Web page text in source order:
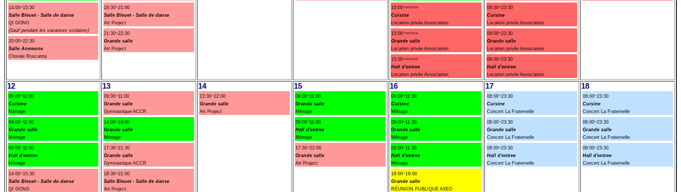
14:00~15:30
Salle Bleuet - Salle de danse
QI GONG
(Sauf pendant les vacances scolaires)
20:00~22:30
Salle Anemone
Chorale Roscanta
18:30~21:00
Salle Bleuet - Salle de danse
Art Project
21:30~22:30
Grande salle
Art Project
15:00~====>
Cuisine
Location privée Association
15:00~====>
Grande salle
Location privée Association
15:00~====>
Hall d'entree
Location privée Association
08:00~23:30
Cuisine
Location privée Association
08:00~23:30
Grande salle
Location privée Association
08:00~23:30
Hall d'entree
Location privée Association
12
09:00~11:00
Cuisine
Ménage
09:00~11:00
Grande salle
Ménage
09:00~11:00
Hall d'entree
Ménage
14:00~15:30
Salle Bleuet - Salle de danse
QI GONG
13
09:00~11:00
Grande salle
Gymnastique ACCR
14:00~16:00
Grande salle
Ménage
17:30~21:30
Grande salle
Gymnastique ACCR
18:30~21:00
Salle Bleuet - Salle de danse
Art Project
14
13:30~22:00
Grande salle
Art Project
15
09:00~11:00
Grande salle
Ménage
09:00~11:00
Hall d'entree
Ménage
17:30~22:00
Grande salle
Art Project
16
09:00~11:30
Cuisine
Ménage
09:00~11:30
Grande salle
Ménage
09:00~11:30
Hall d'entree
Ménage
18:00~19:00
Grande salle
RÉUNION PUBLIQUE AXEO
17
08:00~23:30
Cuisine
Concert La Fraternelle
08:00~23:30
Grande salle
Concert La Fraternelle
08:00~23:30
Hall d'entree
Concert La Fraternelle
18
08:00~23:30
Cuisine
Concert La Fraternelle
08:00~23:30
Grande salle
Concert La Fraternelle
08:00~23:30
Hall d'entree
Concert La Fraternelle